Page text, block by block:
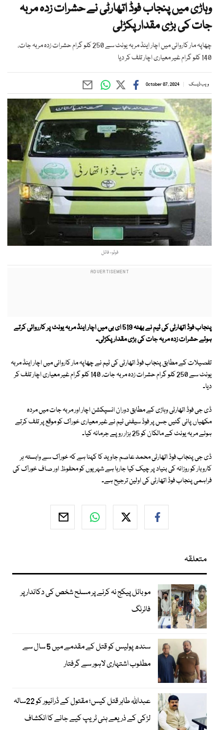
وہاڑی میں پنجاب فوڈ اتھارٹی نے حشرات زدہ مربہ
جات کی بڑی مقدار پکڑلی
چھاپہ مار کاروائی میں اچار اینڈ مربہ یونٹ سے 250 کلو گرام حشرات زدہ مربہ جات،
140 کلو گرام غیر معیاری اچار تلف کر دیا
ویب ڈیسک October 07, 2024
فوٹو- فائل
پنجاب فوڈ اتھارٹی کی ٹیم نے بھٹہ 519 ای بی میں اچار اینڈ مربہ یونٹ پر کارروائی کرتے
ہوئے حشرات زدہ مربہ جات کی بڑی مقدار پکڑلی۔
تفصیلات کے مطابق پنجاب فوڈ اتھارٹی کی ٹیم نے چھاپہ مار کاروائی میں اچار اینڈ مربہ
یونٹ سے 250 کلو گرام حشرات زدہ مربہ جات، 140 کلو گرام غیر معیاری اچار تلف کر
دیا۔
ڈی جی فوڈ اتھارٹی وہاڑی کے مطابق دوران انسپکشن اچار اور مربہ جات میں مردہ
مکھیاں پائی گئیں جس پر فوڈ سیفٹی ٹیم نے غیر معیاری خوراک کو موقع پر تلف کرتے
ہوئے مربہ یونٹ کے مالکان کو 25 ہزار روپے جرمانہ کیا۔
ڈی جی پنجاب فوڈ اتھارٹی محمد عاصم جاوید کا کہنا ہے کہ خوراک سے وابستہ ہر
کاروبار کو روزانہ کی بنیاد پر چیک کیا جارہا ہے شہریوں کو محفوظ اور صاف خوراک کی
فراہمی پنجاب فوڈ اتھارٹی کی اولین ترجیح ہے۔
متعلقہ
موبائل پیکج نہ کرنے پر مسلح شخص کی دکاندار پر
فائرنگ
سندھ پولیس کو قتل کے مقدمے میں 5 سال سے
مطلوب اشتہاری لاہور سے گرفتار
عبداللہ طاہر قتل کیس؛ مقتول کے ڈرائیور کو 22سالہ
لڑکی کے ذریعے ہنی ٹریپ کیے جانے کا انکشاف